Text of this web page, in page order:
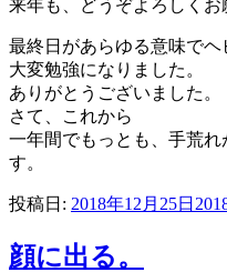
来年も、どうぞよろしくお
最終日があらゆる意味でヘ
大変勉強になりました。
ありがとうございました。
さて、これから
一年間でもっとも、手荒
す。
投稿日: 2018年12月25日
顔に出る。